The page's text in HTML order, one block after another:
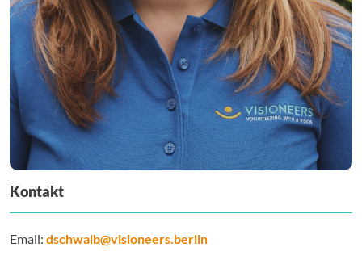
Kontakt
Email: dschwalb@visioneers.berlin